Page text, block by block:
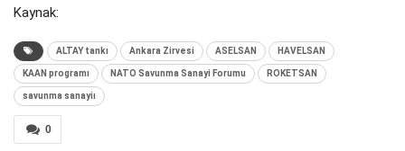
Kaynak:
ALTAY tankı Ankara Zirvesi ASELSAN HAVELSAN
KAAN programı NATO Savunma Sanayi Forumu ROKETSAN
savunma sanayiı
0